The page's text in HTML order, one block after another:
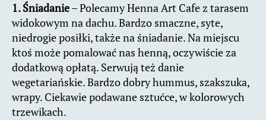
1. Śniadanie– Polecamy Henna Art Cafe z tarasem
widokowym na dachu. Bardzo smaczne, syte,
niedrogie posiłki, także na śniadanie. Na miejscu
ktoś może pomalować nas henną, oczywiście za
dodatkową opłatą. Serwują też danie
wegetariańskie. Bardzo dobry hummus, szakszuka,
wrapy. Ciekawie podawane sztućce, w kolorowych
trzewikach.